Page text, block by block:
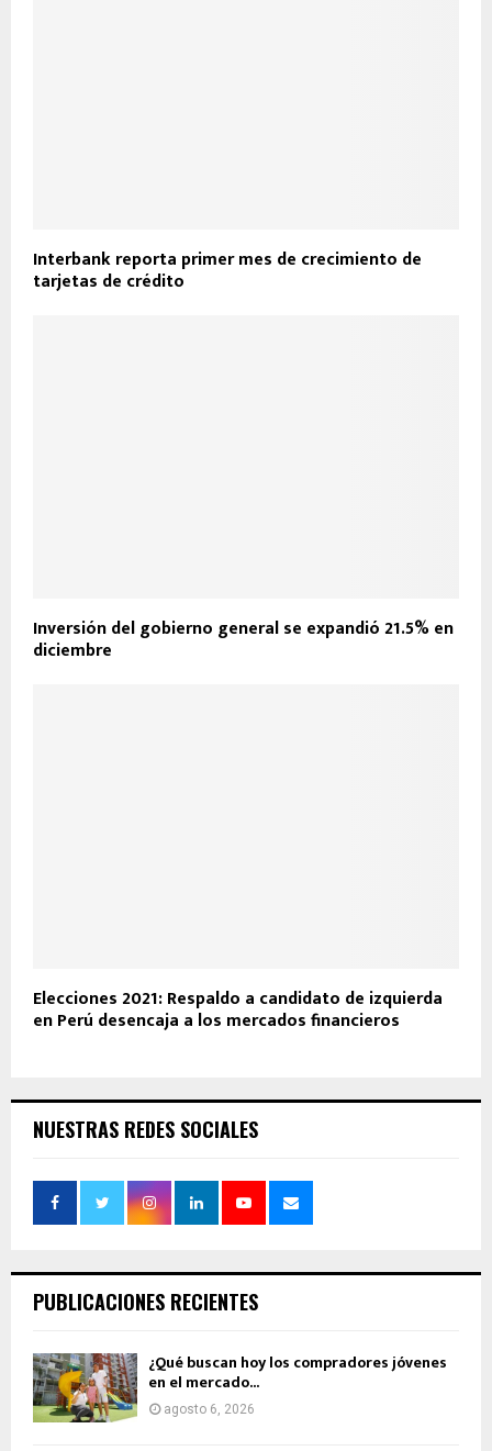
Interbank reporta primer mes de crecimiento de
tarjetas de crédito
Inversión del gobierno general se expandió 21.5% en
diciembre
Elecciones 2021: Respaldo a candidato de izquierda
en Perú desencaja a los mercados financieros
NUESTRAS REDES SOCIALES
PUBLICACIONES RECIENTES
¿Qué buscan hoy los compradores jóvenes
en el mercado...
agosto 6, 2026